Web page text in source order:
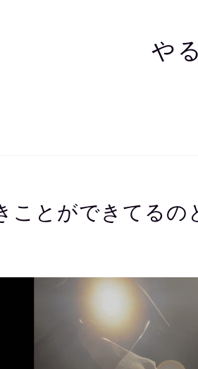
や
ことができてるの